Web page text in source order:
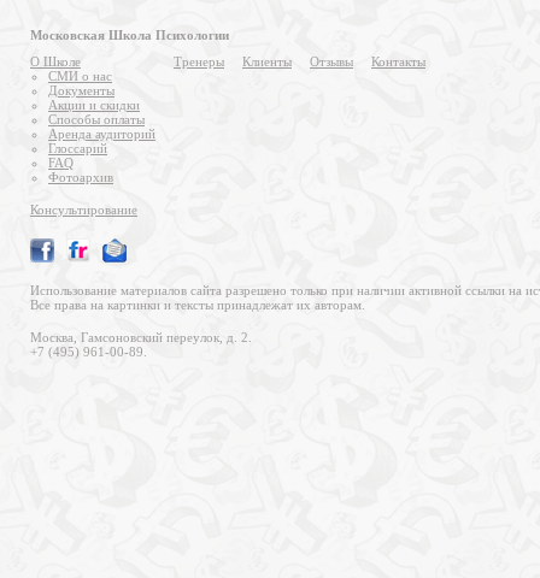
Московская Школа Психологии
О Школе
СМИ о нас
Документы
Акции и скидки
Способы оплаты
Аренда аудиторий
Глоссарий
FAQ
Фотоархив
Тренеры Клиенты Отзывы Контакты
Консультирование
Использование материалов сайта разрешено только при наличии активной ссылки на
Все права на картинки и тексты принадлежат их авторам.
Москва, Гамсоновский переулок, д. 2.
+7 (495) 961-00-89.